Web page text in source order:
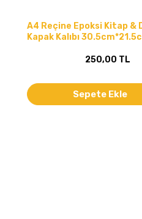
A4 Reçine Epoksi Kitap &
Kapak Kalıbı
250,00 TL
Sepete Ekle